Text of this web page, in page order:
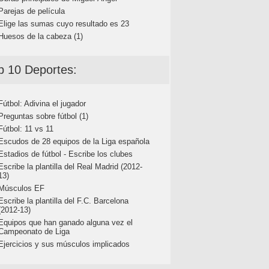
de película
las sumas cuyo resultado es 23
de la cabeza (1)
10 Deportes:
Adivina el jugador
sobre fútbol (1)
11 vs 11
de 28 equipos de la Liga española
de fútbol - Escribe los clubes
la plantilla del Real Madrid (2012-
EF
la plantilla del F.C. Barcelona
13)
que han ganado alguna vez el
de Liga
y sus músculos implicados